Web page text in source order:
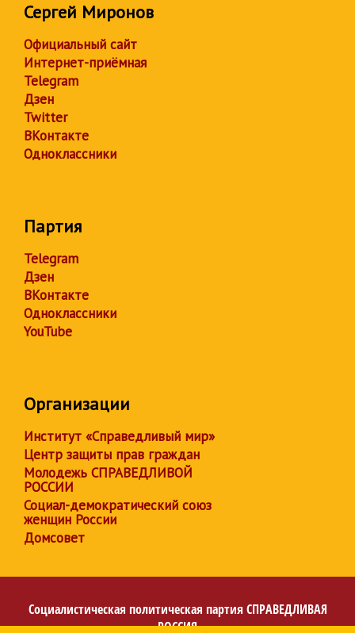
Сергей Миронов
Официальный сайт
Интернет-приёмная
Telegram
Дзен
Twitter
ВКонтакте
Одноклассники
Партия
Telegram
Дзен
ВКонтакте
Одноклассники
YouTube
Организации
Институт «Справедливый мир»
Центр защиты прав граждан
Молодежь СПРАВЕДЛИВОЙ
РОССИИ
Социал-демократический союз
женщин России
Домсовет
Социалистическая политическая партия СПРАВЕДЛИВАЯ
РОССИЯ